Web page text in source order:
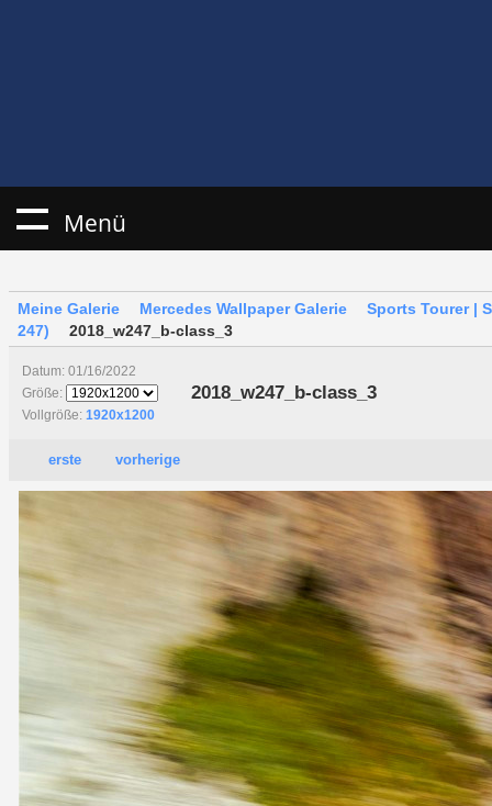
Menü
Meine Galerie Mercedes Wallpaper Galerie
Sports Tourer |
247)
2018_w247_b-class_3
Datum: 01/16/2022
Größe:
Vollgröße: 1920x1200
2018_w247_b-class_3
erste vorherige